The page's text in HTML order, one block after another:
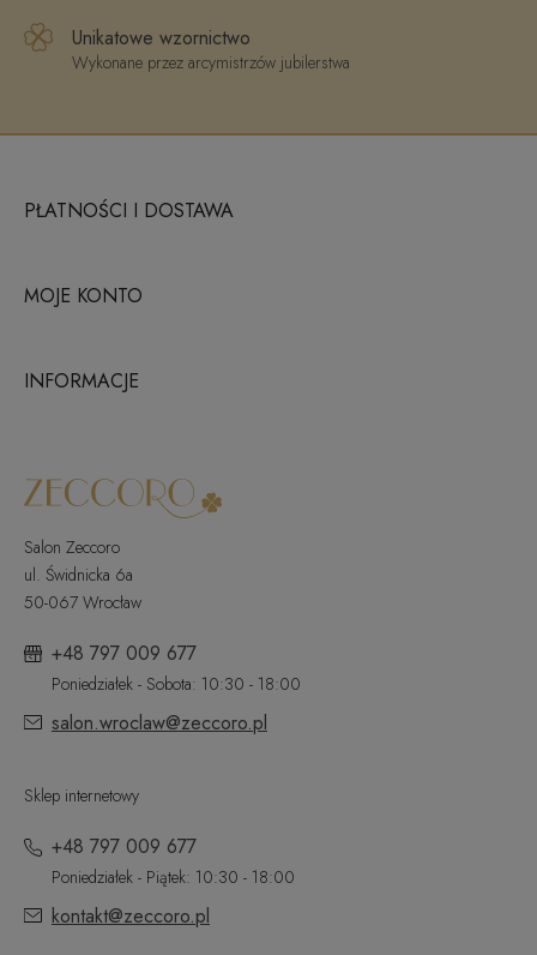
Unikatowe wzornictwo
Wykonane przez arcymistrzów jubilerstwa
PŁATNOŚCI I DOSTAWA
MOJE KONTO
INFORMACJE
Salon Zeccoro
ul. Świdnicka 6a
50-067 Wrocław
+48 797 009 677
Poniedziałek - Sobota: 10:30 - 18:00
salon.wroclaw@zeccoro.pl
Sklep internetowy
+48 797 009 677
Poniedziałek - Piątek: 10:30 - 18:00
kontakt@zeccoro.pl